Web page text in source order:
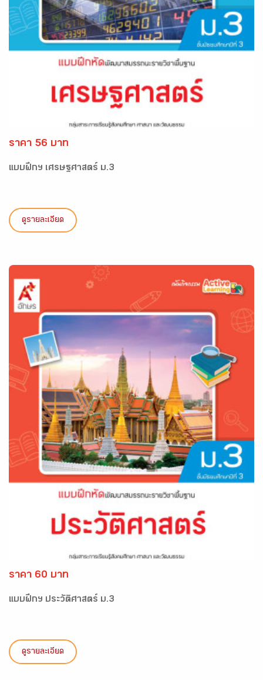
ราคา 56 บาท
แบบฝึกฯ เศรษฐศาสตร์ ม.3
ดูรายละเอียด
ราคา 60 บาท
แบบฝึกฯ ประวัติศาสตร์ ม.3
ดูรายละเอียด